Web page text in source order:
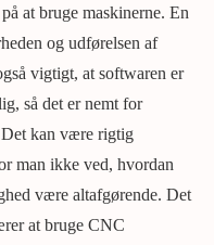
at bruge maskinerne. En
og udførelsen af
vigtigt, at softwaren er
så det er nemt for
Det kan være rigtig
man ikke ved, hvordan
være altafgørende. Det
at bruge CNC